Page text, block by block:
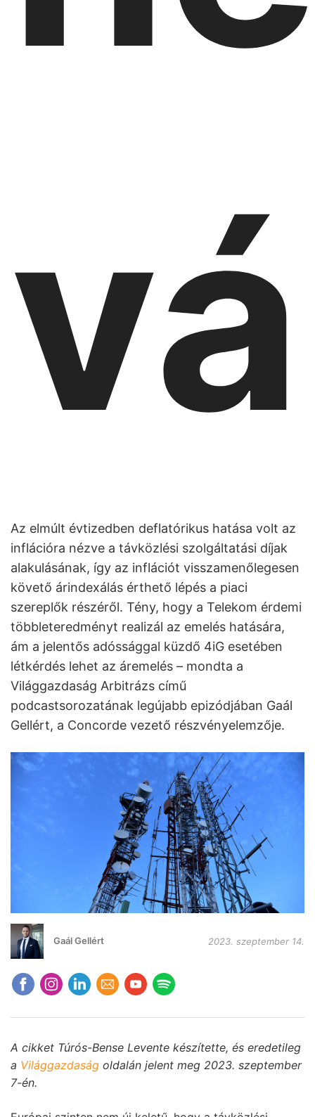
Az elmúlt évtizedben deflatórikus hatása volt az
inflációra nézve a távközlési szolgáltatási díjak
alakulásának, így az inflációt visszamenőlegesen
követő árindexálás érthető lépés a piaci
szereplők részéről. Tény, hogy a Telekom érdemi
többleteredményt realizál az emelés hatására,
ám a jelentős adóssággal küzdő 4iG esetében
létkérdés lehet az áremelés – mondta a
Világgazdaság Arbitrázs című
podcastsorozatának legújabb epizódjában Gaál
Gellért, a Concorde vezető részvényelemzője.
Gaál Gellért 2023. szeptember 14.
A cikket Túrós-Bense Levente készítette, és eredetileg
a Világgazdaság oldalán jelent meg 2023. szeptember
7-én.